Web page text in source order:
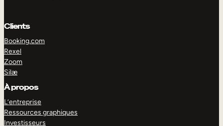
Clients
Booking.com
Rexel
Zoom
Silæ
À propos
L’entreprise
Ressources graphiques
Investisseurs